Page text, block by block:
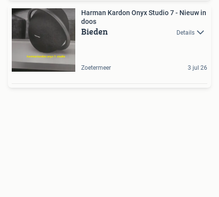
Harman Kardon Onyx Studio 7 - Nieuw in
doos
Bieden Details
Zoetermeer 3 jul 26